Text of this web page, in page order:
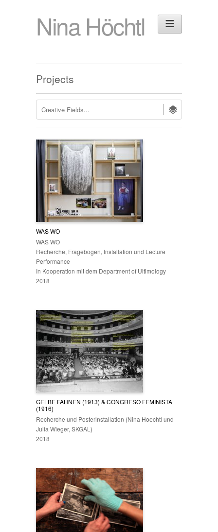
Nina Höchtl
Projects
WAS WO
WAS WO
Recherche, Fragebogen, Installation und Lecture
Performance
In Kooperation mit dem Department of Ultimology
2018
GELBE FAHNEN (1913) & CONGRESO FEMINISTA
(1916)
Recherche und Posterinstallation (Nina Hoechtl und
Julia Wieger, SKGAL)
2018